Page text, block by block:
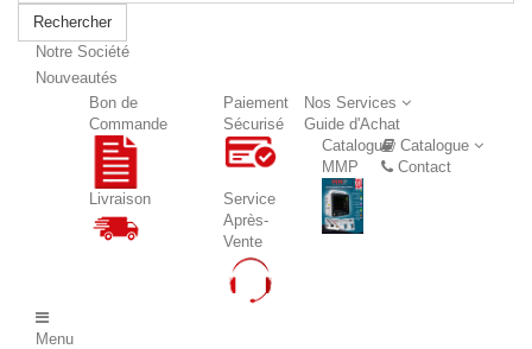
Rechercher
Notre Société
Nouveautés
Nos Services
Bon de
Commande
Paiement
Sécurisé
Livraison
Service
Après-
Vente
Guide d'Achat
Catalogue
Catalogue
MMP
Contact
Menu